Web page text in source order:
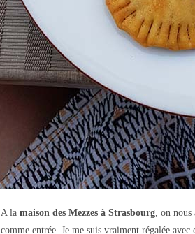
A la maison des Mezzes à Strasbourg, on nous
comme entrée. Je me suis vraiment régalée avec